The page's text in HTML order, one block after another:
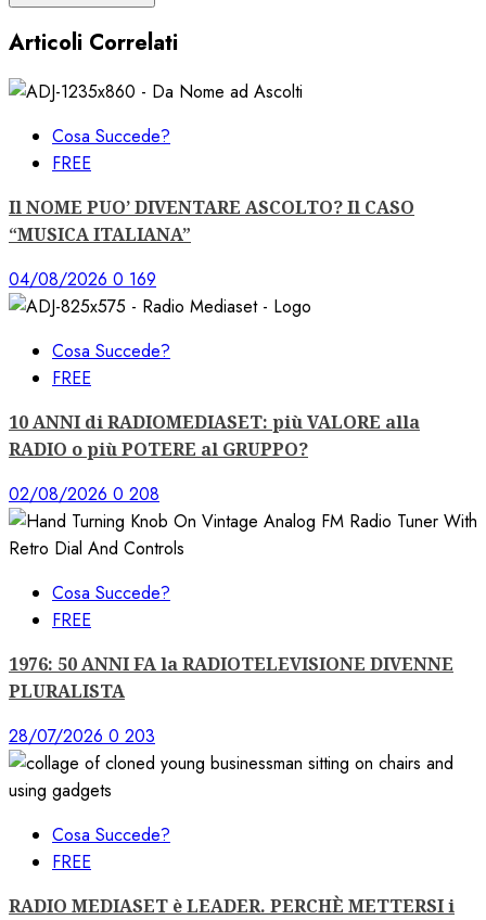
Articoli Correlati
Cosa Succede?
FREE
Il NOME PUO’ DIVENTARE ASCOLTO? Il CASO
“MUSICA ITALIANA”
04/08/2026 0 169
Cosa Succede?
FREE
10 ANNI di RADIOMEDIASET: più VALORE alla
RADIO o più POTERE al GRUPPO?
02/08/2026 0 208
Cosa Succede?
FREE
1976: 50 ANNI FA la RADIOTELEVISIONE DIVENNE
PLURALISTA
28/07/2026 0 203
Cosa Succede?
FREE
RADIO MEDIASET è LEADER. PERCHÈ METTERSI i